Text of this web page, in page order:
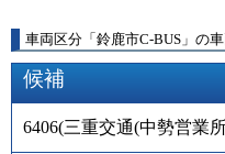
車両区分 「 鈴鹿市C-BUS 」 の
候補
6406(三重交通(中勢営業